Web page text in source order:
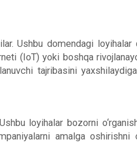
Ushbu domendagi loyihalar
(IoT) yoki boshqa
tajribasini
loyihalar bozorni
amalga oshirishni